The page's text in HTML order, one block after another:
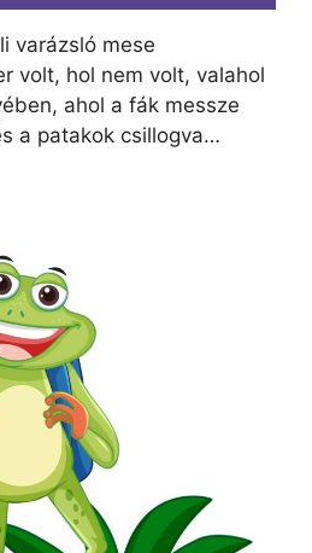
varázsló mese
volt, hol nem volt, valahol
ahol a fák messze
a patakok csillogva…